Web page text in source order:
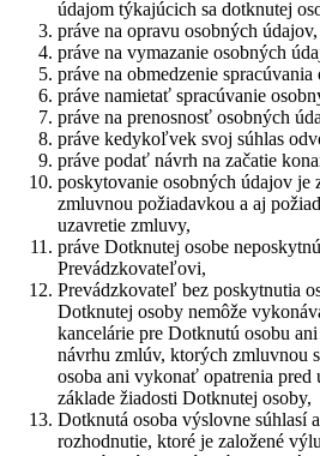
údajom týkajúcich sa dotknutej
práve na opravu osobných údajov,
práve na vymazanie osobných
práve na obmedzenie
práve namietať spracúvanie
práve na prenosnosť osobných
práve kedykoľvek svoj súhlas
práve podať návrh na začatie
poskytovanie osobných údajov je
zmluvnou požiadavkou a aj
uzavretie zmluvy,
práve Dotknutej osobe
Prevádzkovateľovi,
Prevádzkovateľ bez poskytnutia
Dotknutej osoby nemôže
kancelárie pre Dotknutú osobu
návrhu zmlúv, ktorých zmluvnou
osoba ani vykonať opatrenia pred
základe žiadosti Dotknutej osoby,
Dotknutá osoba výslovne súhlasí
rozhodnutie, ktoré je založené